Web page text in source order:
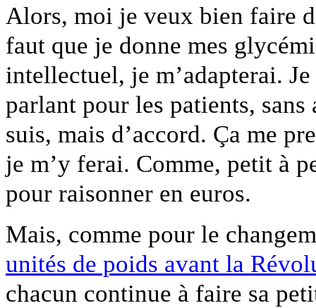
Alors, moi je veux bien faire
faut que je donne mes
intellectuel, je m’adapterai.
parlant pour les patients,
suis, mais d’accord. Ça me
je m’y ferai. Comme, petit à
pour raisonner en euros.
Mais, comme pour le
unités de poids avant la
chacun continue à faire sa